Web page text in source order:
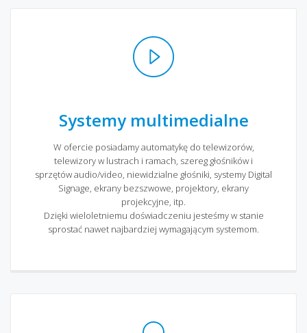
Systemy multimedialne
W ofercie posiadamy automatykę do telewizorów,
telewizory w lustrach i ramach, szereg głośników i
sprzętów audio/video, niewidzialne głośniki, systemy Digital
Signage, ekrany bezszwowe, projektory, ekrany
projekcyjne, itp.
Dzięki wieloletniemu doświadczeniu jesteśmy w stanie
sprostać nawet najbardziej wymagającym systemom.